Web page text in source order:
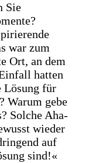
Sie
war zum
Ort, an dem
hatten
Lösung für
Warum gebe
Solche Aha-
wieder
auf
sind!«